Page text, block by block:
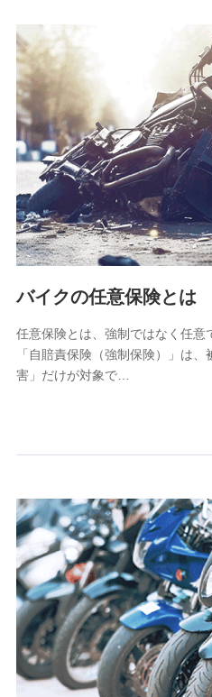
SBIリスタ少額短期保険会
(https://www.jishin.co.jp/)
スマートプラス少額短期
（https://www.smartplus-
チューリッヒ少額短期保
(https://
Tokio Marine X少額短期
(https://www.tokiomarine-
ペットメディカルサポー
(https://pshoken.co.jp/)
リトルファミリー少額短
(https://www.littlefamily-
2.共同募集を行う代理店から
郵便、電話、およびＥメール等
しくは委託を受けている保険会
関する情報を提供し、金融商
た維持管理等の委託業務遂行の
（なお、当社は複数の保険会
3.セミナー募集サイトから
各種セミナーの案内、開催のた
上記に係る連絡・手続き・管
4.家族・友達紹介にて取得
被紹介者への連絡、及び当社
けている保険会社・提携会社
供し、金融商品等の契約を勧奨
アンケートやキャンペーン等
上記に係る連絡・手続き・管
バイクの任意保険とは
任意保険とは、強制ではなく任意
「自賠責保険（強制保険）」は
害」だけが対象で…